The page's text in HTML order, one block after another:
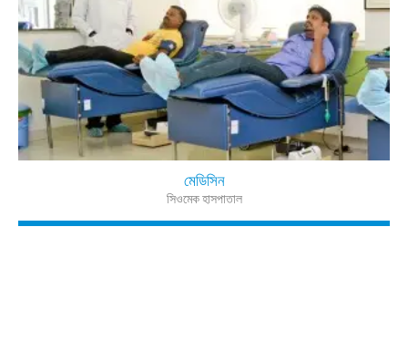
মেডিসিন
সিওমেক হাসপাতাল